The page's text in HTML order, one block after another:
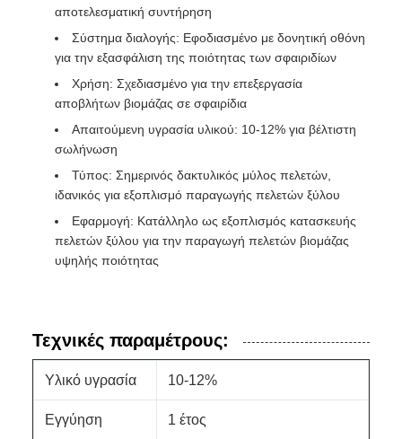
αποτελεσματική συντήρηση
Σύστημα διαλογής: Εφοδιασμένο με δονητική οθόνη
για την εξασφάλιση της ποιότητας των σφαιριδίων
Χρήση: Σχεδιασμένο για την επεξεργασία
αποβλήτων βιομάζας σε σφαιρίδια
Απαιτούμενη υγρασία υλικού: 10-12% για βέλτιστη
σωλήνωση
Τύπος: Σημερινός δακτυλικός μύλος πελετών,
ιδανικός για εξοπλισμό παραγωγής πελετών ξύλου
Εφαρμογή: Κατάλληλο ως εξοπλισμός κατασκευής
πελετών ξύλου για την παραγωγή πελετών βιομάζας
υψηλής ποιότητας
Τεχνικές παραμέτρους:
Υλικό υγρασία 10-12%
Εγγύηση 1 έτος